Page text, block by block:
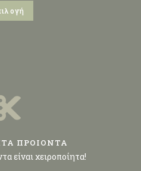
ΠΡΟΙΟΝΤΑ
είναι χειροποίητα!